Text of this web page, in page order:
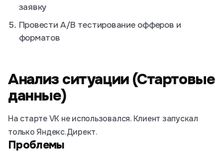
заявку
Провести A/B тестирование офферов и
форматов
Анализ ситуации (Стартовые
данные)
На старте VK не использовался. Клиент запускал
только Яндекс.Директ.
Проблемы